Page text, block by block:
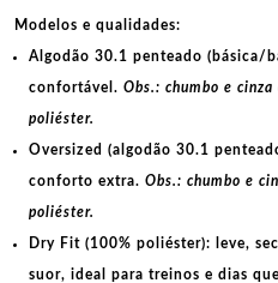
Modelos e qualidades:
Algodão 30.1 penteado (básica/
confortável. Obs.: chumbo e
poliéster.
Oversized (algodão 30.1
conforto extra. Obs.: chumbo e
poliéster.
Dry Fit (100% poliéster): leve,
suor, ideal para treinos e dias